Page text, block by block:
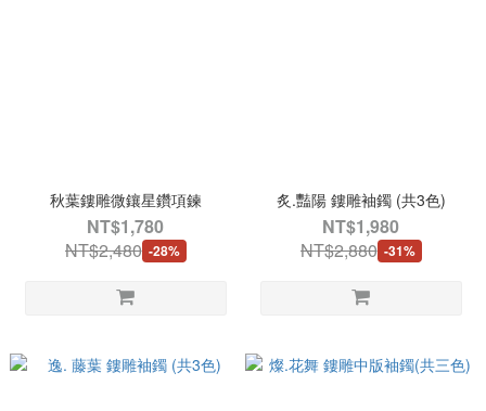
秋葉鏤雕微鑲星鑽項鍊
NT$1,780
NT$2,480 -28%
炙.豔陽 鏤雕袖鐲 (共3色)
NT$1,980
NT$2,880 -31%